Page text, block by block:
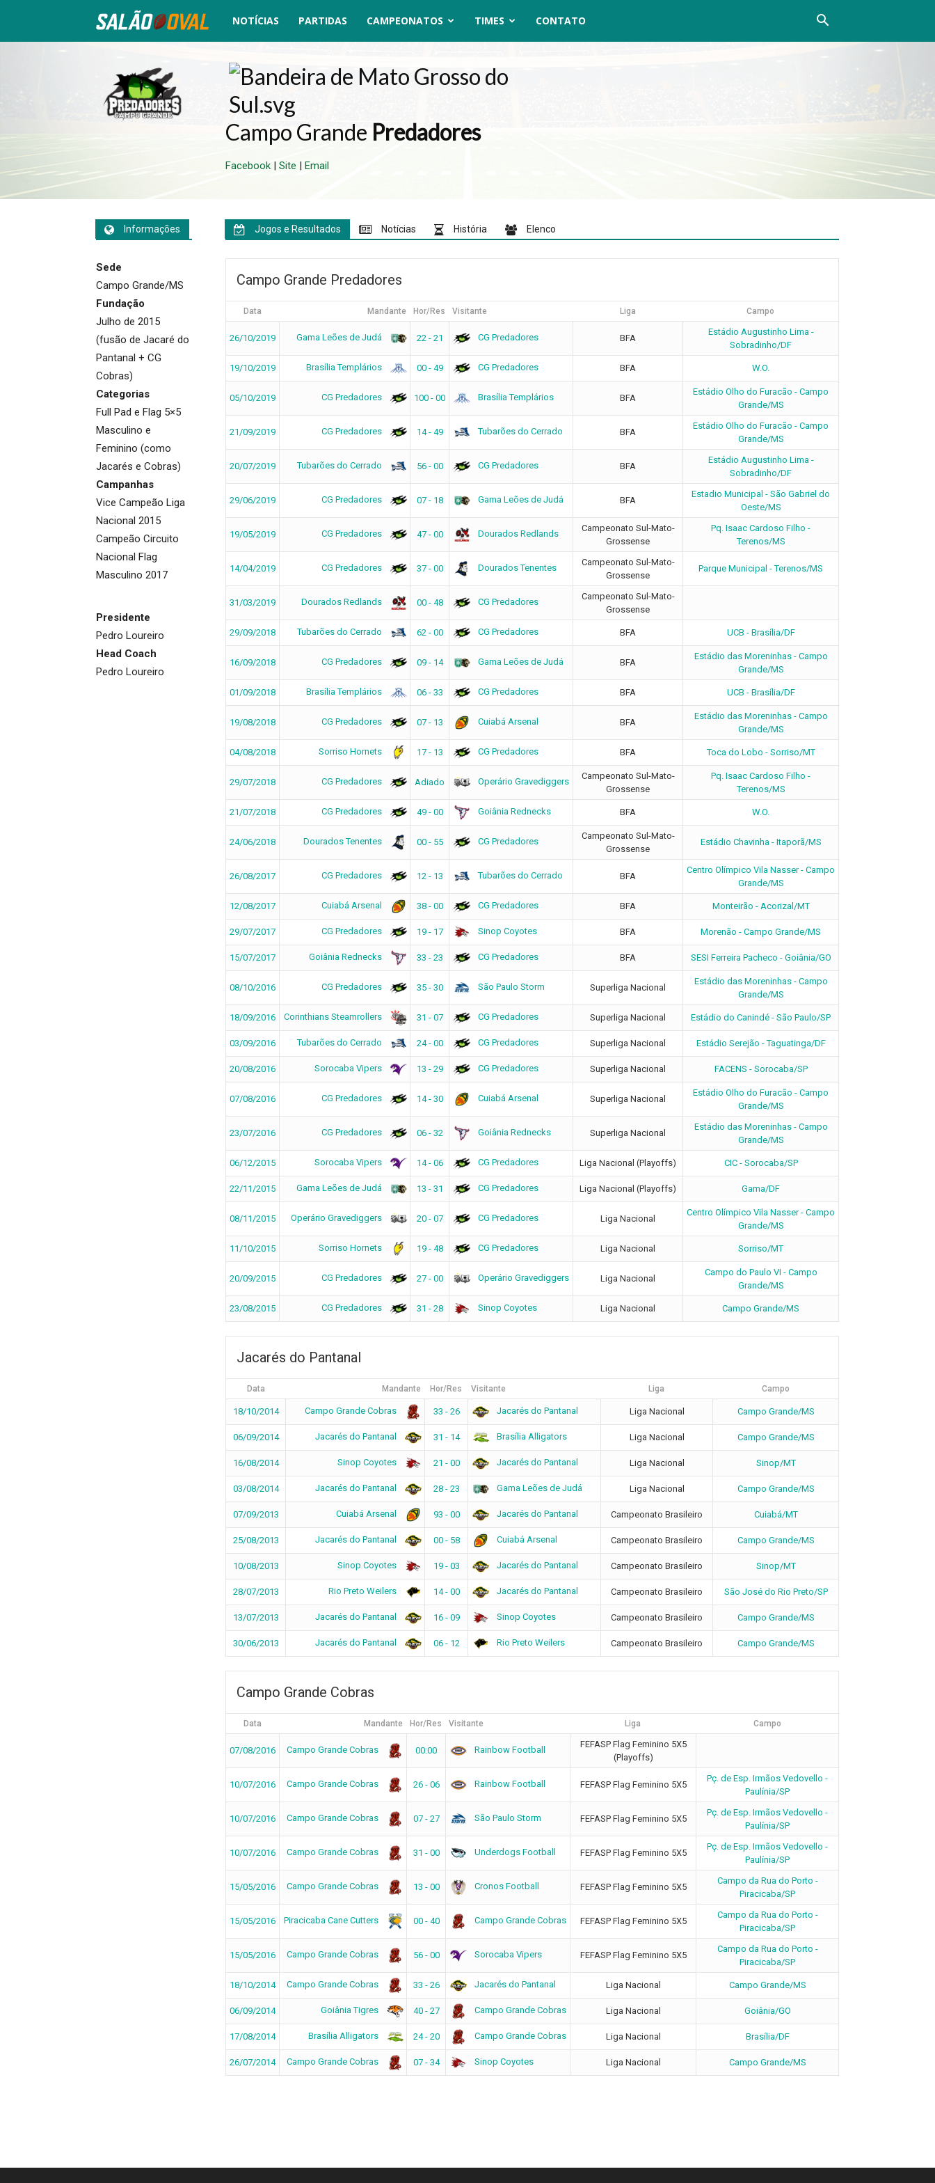
Salão
Oval
NOTÍCIAS PARTIDAS CAMPEONATOS TIMES CONTATO
Campo Grande Predadores
Facebook | Site | Email
Informações
Sede
Campo Grande/MS
Fundação
Julho de 2015
(fusão de Jacaré do
Pantanal + CG
Cobras)
Categorias
Full Pad e Flag 5×5
Masculino e
Feminino (como
Jacarés e Cobras)
Campanhas
Vice Campeão Liga
Nacional 2015
Campeão Circuito
Nacional Flag
Masculino 2017
Presidente
Pedro Loureiro
Head Coach
Pedro Loureiro
Jogos e Resultados Notícias História Elenco
Campo Grande Predadores
Data Mandante Hor/Res Visitante Liga Campo
26/10/2019 Gama Leões de Judá 22 - 21 CG Predadores BFA
Estádio Augustinho Lima -
Sobradinho/DF
19/10/2019 Brasília Templários 00 - 49 CG Predadores BFA W.O.
05/10/2019 CG Predadores 100 - 00 Brasília Templários BFA
Estádio Olho do Furacão - Campo
Grande/MS
21/09/2019 CG Predadores 14 - 49 Tubarões do Cerrado BFA
Estádio Olho do Furacão - Campo
Grande/MS
20/07/2019 Tubarões do Cerrado 56 - 00 CG Predadores BFA
Estádio Augustinho Lima -
Sobradinho/DF
29/06/2019 CG Predadores 07 - 18 Gama Leões de Judá BFA
Estadio Municipal - São Gabriel do
Oeste/MS
19/05/2019 CG Predadores 47 - 00 Dourados Redlands
Campeonato Sul-Mato-
Grossense
Pq. Isaac Cardoso Filho -
Terenos/MS
14/04/2019 CG Predadores 37 - 00 Dourados Tenentes
Campeonato Sul-Mato-
Grossense
Parque Municipal - Terenos/MS
31/03/2019 Dourados Redlands 00 - 48 CG Predadores
Campeonato Sul-Mato-
Grossense
29/09/2018 Tubarões do Cerrado 62 - 00 CG Predadores BFA UCB - Brasília/DF
16/09/2018 CG Predadores 09 - 14 Gama Leões de Judá BFA
Estádio das Moreninhas - Campo
Grande/MS
01/09/2018 Brasília Templários 06 - 33 CG Predadores BFA UCB - Brasília/DF
19/08/2018 CG Predadores 07 - 13 Cuiabá Arsenal BFA
Estádio das Moreninhas - Campo
Grande/MS
04/08/2018 Sorriso Hornets 17 - 13 CG Predadores BFA Toca do Lobo - Sorriso/MT
29/07/2018 CG Predadores Adiado Operário Gravediggers
Campeonato Sul-Mato-
Grossense
Pq. Isaac Cardoso Filho -
Terenos/MS
21/07/2018 CG Predadores 49 - 00 Goiânia Rednecks BFA W.O.
24/06/2018 Dourados Tenentes 00 - 55 CG Predadores
Campeonato Sul-Mato-
Grossense
Estádio Chavinha - Itaporã/MS
26/08/2017 CG Predadores 12 - 13 Tubarões do Cerrado BFA
Centro Olímpico Vila Nasser - Campo
Grande/MS
12/08/2017 Cuiabá Arsenal 38 - 00 CG Predadores BFA Monteirão - Acorizal/MT
29/07/2017 CG Predadores 19 - 17 Sinop Coyotes BFA Morenão - Campo Grande/MS
15/07/2017 Goiânia Rednecks 33 - 23 CG Predadores BFA SESI Ferreira Pacheco - Goiânia/GO
08/10/2016 CG Predadores 35 - 30 São Paulo Storm Superliga Nacional
Estádio das Moreninhas - Campo
Grande/MS
18/09/2016 Corinthians Steamrollers 31 - 07 CG Predadores Superliga Nacional Estádio do Canindé - São Paulo/SP
03/09/2016 Tubarões do Cerrado 24 - 00 CG Predadores Superliga Nacional Estádio Serejão - Taguatinga/DF
20/08/2016 Sorocaba Vipers 13 - 29 CG Predadores Superliga Nacional FACENS - Sorocaba/SP
07/08/2016 CG Predadores 14 - 30 Cuiabá Arsenal Superliga Nacional
Estádio Olho do Furacão - Campo
Grande/MS
23/07/2016 CG Predadores 06 - 32 Goiânia Rednecks Superliga Nacional
Estádio das Moreninhas - Campo
Grande/MS
06/12/2015 Sorocaba Vipers 14 - 06 CG Predadores Liga Nacional (Playoffs) CIC - Sorocaba/SP
22/11/2015 Gama Leões de Judá 13 - 31 CG Predadores Liga Nacional (Playoffs) Gama/DF
08/11/2015 Operário Gravediggers 20 - 07 CG Predadores Liga Nacional
Centro Olímpico Vila Nasser - Campo
Grande/MS
11/10/2015 Sorriso Hornets 19 - 48 CG Predadores Liga Nacional Sorriso/MT
20/09/2015 CG Predadores 27 - 00 Operário Gravediggers Liga Nacional
Campo do Paulo VI - Campo
Grande/MS
23/08/2015 CG Predadores 31 - 28 Sinop Coyotes Liga Nacional Campo Grande/MS
Jacarés do Pantanal
Data Mandante Hor/Res Visitante Liga Campo
18/10/2014 Campo Grande Cobras 33 - 26 Jacarés do Pantanal Liga Nacional Campo Grande/MS
06/09/2014 Jacarés do Pantanal 31 - 14 Brasília Alligators Liga Nacional Campo Grande/MS
16/08/2014 Sinop Coyotes 21 - 00 Jacarés do Pantanal Liga Nacional Sinop/MT
03/08/2014 Jacarés do Pantanal 28 - 23 Gama Leões de Judá Liga Nacional Campo Grande/MS
07/09/2013 Cuiabá Arsenal 93 - 00 Jacarés do Pantanal Campeonato Brasileiro Cuiabá/MT
25/08/2013 Jacarés do Pantanal 00 - 58 Cuiabá Arsenal Campeonato Brasileiro Campo Grande/MS
10/08/2013 Sinop Coyotes 19 - 03 Jacarés do Pantanal Campeonato Brasileiro Sinop/MT
28/07/2013 Rio Preto Weilers 14 - 00 Jacarés do Pantanal Campeonato Brasileiro São José do Rio Preto/SP
13/07/2013 Jacarés do Pantanal 16 - 09 Sinop Coyotes Campeonato Brasileiro Campo Grande/MS
30/06/2013 Jacarés do Pantanal 06 - 12 Rio Preto Weilers Campeonato Brasileiro Campo Grande/MS
Campo Grande Cobras
Data Mandante Hor/Res Visitante Liga Campo
07/08/2016 Campo Grande Cobras 00:00 Rainbow Football
FEFASP Flag Feminino 5X5
(Playoffs)
10/07/2016 Campo Grande Cobras 26 - 06 Rainbow Football FEFASP Flag Feminino 5X5
Pç. de Esp. Irmãos Vedovello -
Paulínia/SP
10/07/2016 Campo Grande Cobras 07 - 27 São Paulo Storm FEFASP Flag Feminino 5X5
Pç. de Esp. Irmãos Vedovello -
Paulínia/SP
10/07/2016 Campo Grande Cobras 31 - 00 Underdogs Football FEFASP Flag Feminino 5X5
Pç. de Esp. Irmãos Vedovello -
Paulínia/SP
15/05/2016 Campo Grande Cobras 13 - 00 Cronos Football FEFASP Flag Feminino 5X5
Campo da Rua do Porto -
Piracicaba/SP
15/05/2016 Piracicaba Cane Cutters 00 - 40 Campo Grande Cobras FEFASP Flag Feminino 5X5
Campo da Rua do Porto -
Piracicaba/SP
15/05/2016 Campo Grande Cobras 56 - 00 Sorocaba Vipers FEFASP Flag Feminino 5X5
Campo da Rua do Porto -
Piracicaba/SP
18/10/2014 Campo Grande Cobras 33 - 26 Jacarés do Pantanal Liga Nacional Campo Grande/MS
06/09/2014 Goiânia Tigres 40 - 27 Campo Grande Cobras Liga Nacional Goiânia/GO
17/08/2014 Brasília Alligators 24 - 20 Campo Grande Cobras Liga Nacional Brasília/DF
26/07/2014 Campo Grande Cobras 07 - 34 Sinop Coyotes Liga Nacional Campo Grande/MS